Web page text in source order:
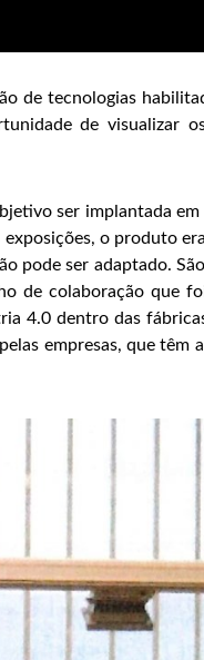
de tecnologias
de visualizar
ser implantada
o produto
pode ser adaptado.
de colaboração que
4.0 dentro das
empresas, que têm